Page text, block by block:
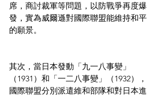
席，商討裁軍等問題，以防戰爭再度爆
發，實為威爾遜對國際聯盟能維持和平
的願景。
其次，當日本發動「九一八事變」
（1931）和「一二八事變」（1932），
國際聯盟分別派遣維和部隊和對日本進